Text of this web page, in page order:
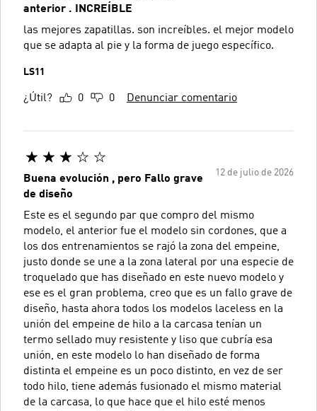
anterior . INCREÍBLE
las mejores zapatillas. son increíbles. el mejor modelo
que se adapta al pie y la forma de juego específico.
LS11
¿Útil? 0 0 Denunciar comentario
12 de julio de 2026
Buena evolución , pero Fallo grave
de diseño
Este es el segundo par que compro del mismo
modelo, el anterior fue el modelo sin cordones, que a
los dos entrenamientos se rajó la zona del empeine,
justo donde se une a la zona lateral por una especie de
troquelado que has diseñado en este nuevo modelo y
ese es el gran problema, creo que es un fallo grave de
diseño, hasta ahora todos los modelos laceless en la
unión del empeine de hilo a la carcasa tenían un
termo sellado muy resistente y liso que cubría esa
unión, en este modelo lo han diseñado de forma
distinta el empeine es un poco distinto, en vez de ser
todo hilo, tiene además fusionado el mismo material
de la carcasa, lo que hace que el hilo esté menos